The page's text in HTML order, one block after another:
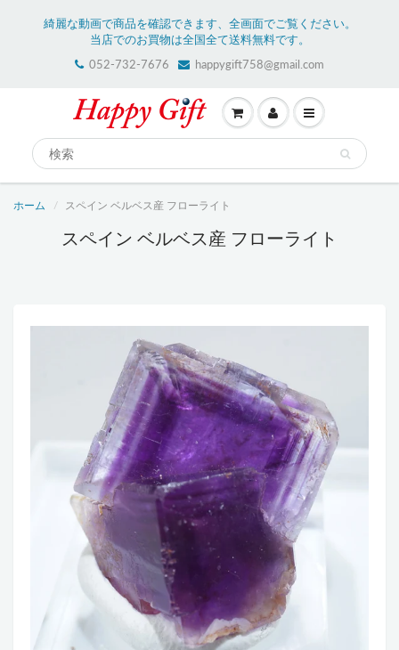
綺麗な動画で商品を確認できます、全画面でご覧ください。
当店でのお買物は全国全て送料無料です。
052-732-7676
happygift758@gmail.com
ホーム スペイン ベルベス産 フローライト
スペイン ベルベス産 フローライト